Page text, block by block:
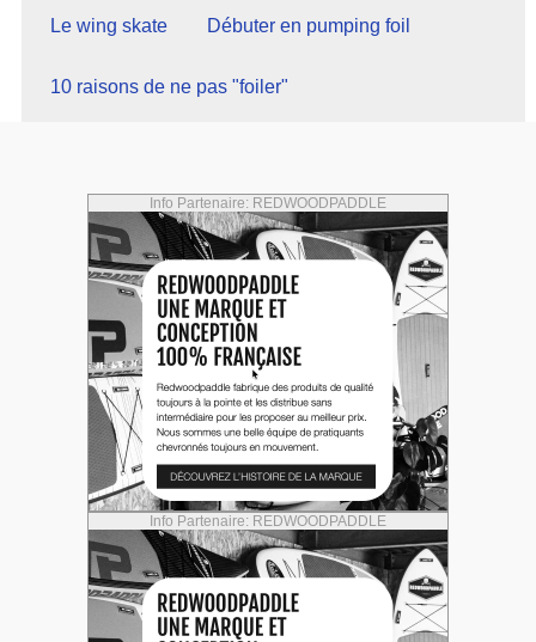
Le wing skate Débuter en pumping foil
10 raisons de ne pas "foiler"
Info Partenaire: REDWOODPADDLE
Info Partenaire: REDWOODPADDLE